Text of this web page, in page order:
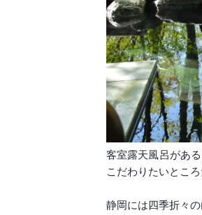
客室露天風呂があ
こだわりたいところ
静岡には四季折々